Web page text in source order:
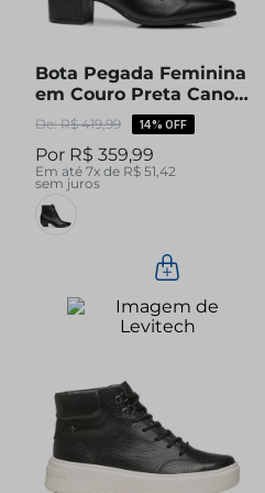
Bota Pegada Feminina
em Couro Preta Cano
Curto 280904-04
R$ 419,99 14% OFF
R$ 359,99
Em até 7x de R$ 51,42
sem juros